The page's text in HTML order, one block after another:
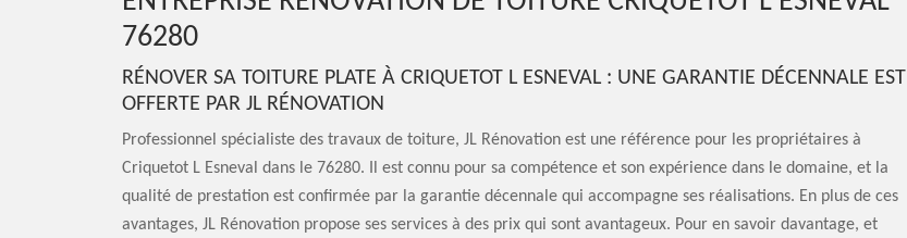
76280
RÉNOVER SA TOITURE PLATE À CRIQUETOT L ESNEVAL : UNE GARANTIE DÉCENNALE EST
OFFERTE PAR JL RÉNOVATION
Professionnel spécialiste des travaux de toiture, JL Rénovation est une référence pour les propriétaires à
Criquetot L Esneval dans le 76280. Il est connu pour sa compétence et son expérience dans le domaine, et la
qualité de prestation est confirmée par la garantie décennale qui accompagne ses réalisations. En plus de ces
avantages, JL Rénovation propose ses services à des prix qui sont avantageux. Pour en savoir davantage, et